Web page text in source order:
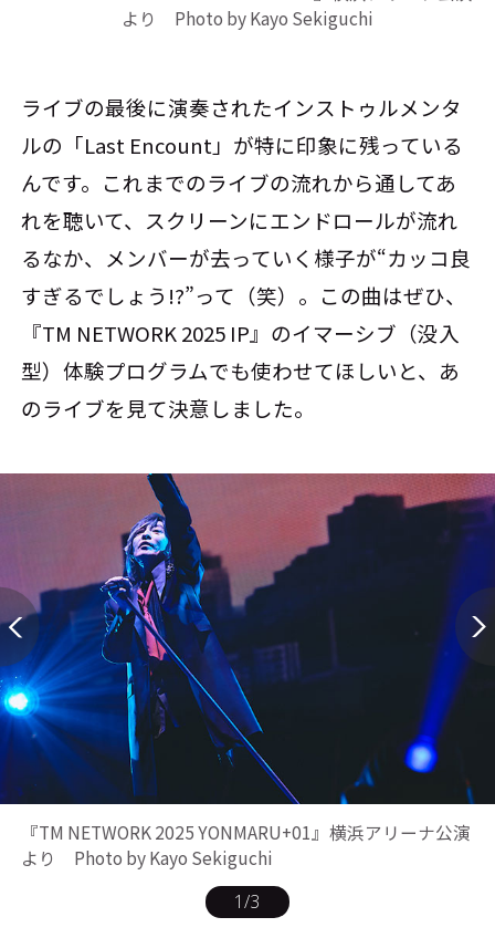
より Photo by Kayo Sekiguchi
ライブの最後に演奏されたインストゥルメンタ
ルの「Last Encount」が特に印象に残っている
んです。これまでのライブの流れから通してあ
れを聴いて、スクリーンにエンドロールが流れ
るなか、メンバーが去っていく様子が“カッコ良
すぎるでしょう!?”って（笑）。この曲はぜひ、
『TM NETWORK 2025 IP』のイマーシブ（没入
型）体験プログラムでも使わせてほしいと、あ
のライブを見て決意しました。
『TM NETWORK 2025 YONMARU+01』横浜アリーナ公演
より Photo by Kayo Sekiguchi
1/3